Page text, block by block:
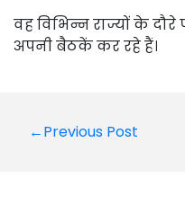
वह विभिन्न राज्यों के
अपनी बैठकें कर रहे हैं।
Post
←Previous Post